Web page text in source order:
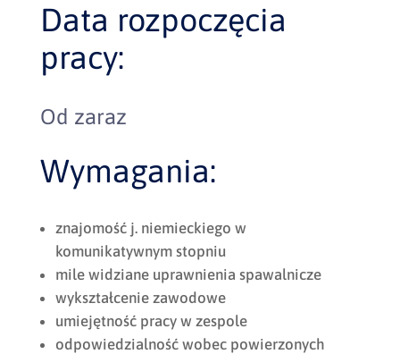
Data rozpoczęcia
pracy:
Od zaraz
Wymagania:
znajomość j. niemieckiego w
komunikatywnym stopniu
mile widziane uprawnienia spawalnicze
wykształcenie zawodowe
umiejętność pracy w zespole
odpowiedzialność wobec powierzonych